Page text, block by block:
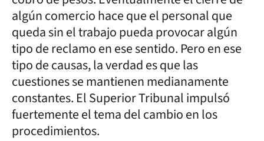
algún comercio hace que el personal que
queda sin el trabajo pueda provocar algún
tipo de reclamo en ese sentido. Pero en ese
tipo de causas, la verdad es que las
cuestiones se mantienen medianamente
constantes. El Superior Tribunal impulsó
fuertemente el tema del cambio en los
procedimientos.